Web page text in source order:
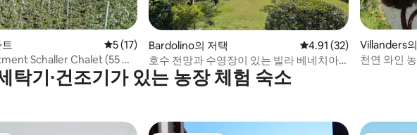
개 평점 5점(5점 만점), 후기 17개
5 (17)
Schaller Chalet (55 m
Bardolino의 저택 평점 4.91점(5점 만점),
4.91 (32)
호수 전망과 수영장이 있는 빌라 베네치아
바르돌리노
Villanders
천연 와인
탁기∙건조기가 있는 농장 체험 숙소